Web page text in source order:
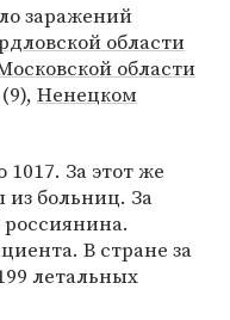
заражений
области
области
(9), Ненецком
За этот же
больниц. За
В стране за
летальных